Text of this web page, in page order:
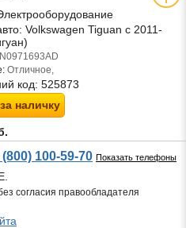
Volkswagen Tiguan с 2011-
Отличное,
код: 525873
наличку
(800) 100-59-70 Показать телефоны
согласия правообладателя